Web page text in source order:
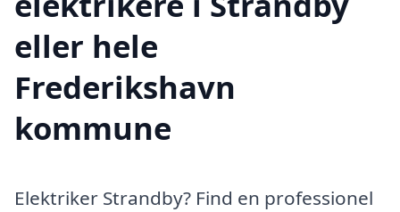
eller hele
Frederikshavn
kommune
Elektriker Strandby? Find en professionel